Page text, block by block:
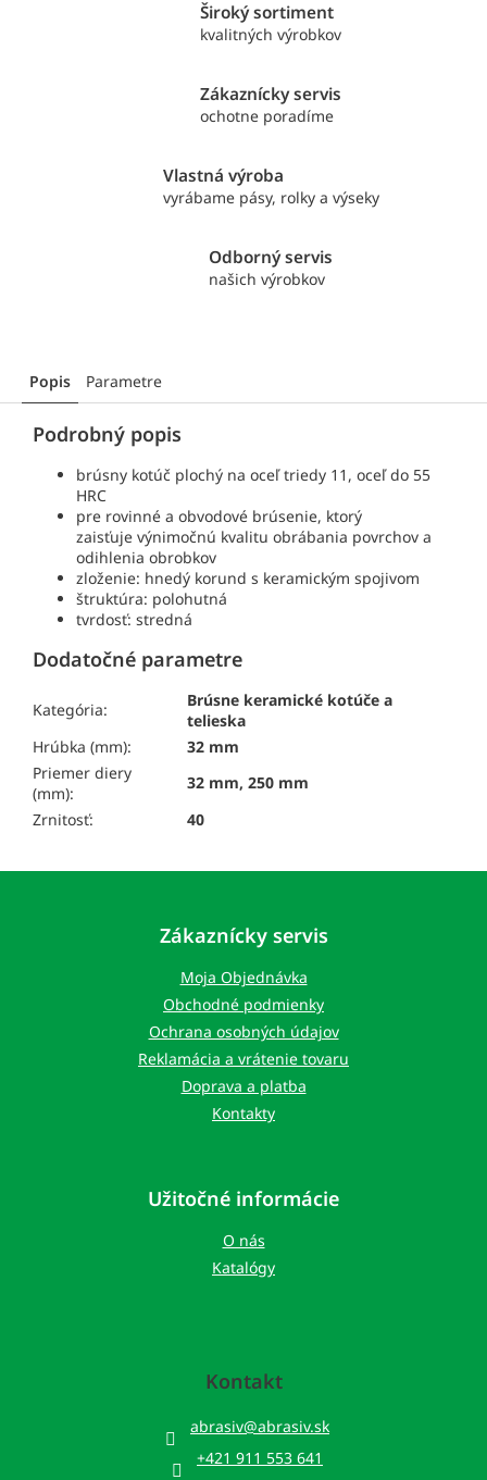
Široký sortiment
kvalitných výrobkov
Zákaznícky servis
ochotne poradíme
Vlastná výroba
vyrábame pásy, rolky a výseky
Odborný servis
našich výrobkov
Popis Parametre
Podrobný popis
brúsny kotúč plochý na oceľ triedy 11, oceľ do 55
HRC
pre rovinné a obvodové brúsenie, ktorý
zaisťuje výnimočnú kvalitu obrábania povrchov a
odihlenia obrobkov
zloženie: hnedý korund s keramickým spojivom
štruktúra: polohutná
tvrdosť: stredná
Dodatočné parametre
Kategória:
Brúsne keramické kotúče a
telieska
Hrúbka (mm):
32 mm
Priemer diery
(mm):
32 mm, 250 mm
Zrnitosť:
40
Zákaznícky servis
Moja Objednávka
Obchodné podmienky
Ochrana osobných údajov
Reklamácia a vrátenie tovaru
Doprava a platba
Kontakty
Užitočné informácie
O nás
Katalógy
Kontakt
abrasiv@abrasiv.sk
+421 911 553 641